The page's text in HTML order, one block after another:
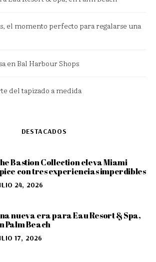
el momento perfecto para regalarse una
en Bal Harbour Shops
del tapizado a medida
DESTACADOS
Bastion Collection eleva Miami
con tres experiencias imperdibles
24, 2026
nueva era para Eau Resort & Spa,
Palm Beach
17, 2026